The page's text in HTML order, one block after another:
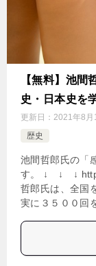
【無料】池間
史・日本史を
更新日： 2021年8月
歴史
池間哲郎氏の「
す。 ↓ ↓ ↓
哲郎氏は、全国
実に３５００回